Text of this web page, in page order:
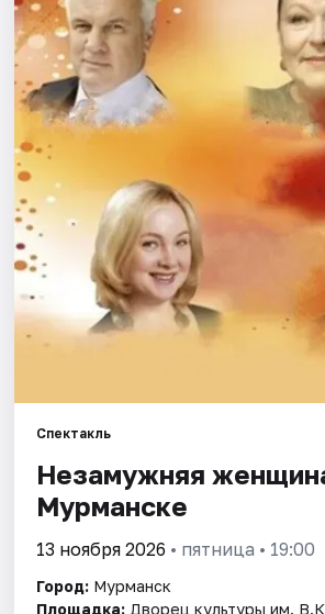
Города
Площадки
Артисты
Рейтинги
Спектакль
Незамужняя
Мурманске
13 ноября 2026 • пятница • 19:00
Город: Мурманск
Площадка: Дворец культуры им.